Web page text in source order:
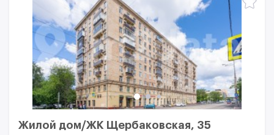
Жилой дом/ЖК Щербаковская, 35